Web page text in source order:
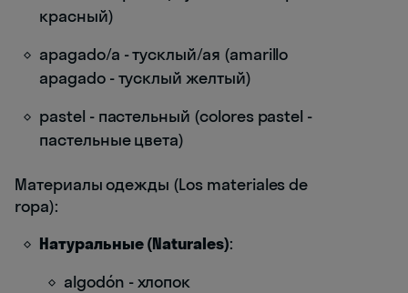
красный)
apagado/a - тусклый/ая (amarillo
apagado - тусклый желтый)
pastel - пастельный (colores pastel -
пастельные цвета)
Материалы одежды (Los materiales de
ropa):
Натуральные (Naturales):
algodón - хлопок